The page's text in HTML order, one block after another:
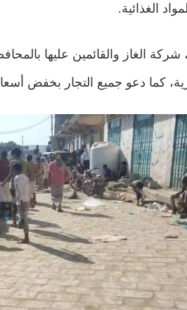
الغذائية.
الغاز والقائمين عليها
كما دعو جميع التجار بخفض